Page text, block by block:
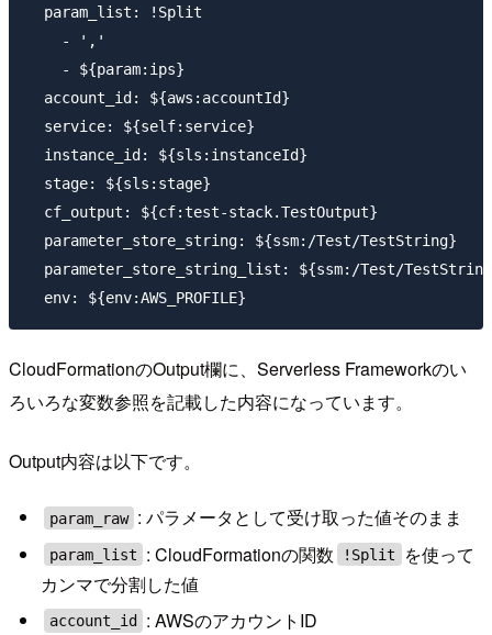
  param_list: !Split
    - ','
    - ${param:ips}
  account_id: ${aws:accountId}
  service: ${self:service}
  instance_id: ${sls:instanceId}
  stage: ${sls:stage}
  cf_output: ${cf:test-stack.TestOutput}
  parameter_store_string: ${ssm:/Test/TestString}
parameter_store_string_list: ${ssm:/Test/
CloudFormationのOutput欄に、Serverless Frameworkのい
ろいろな変数参照を記載した内容になっています。
Output内容は以下です。
param_raw : パラメータとして受け取った値そのまま
param_list : CloudFormationの関数 !Split
を使って
カンマで分割した値
account_id : AWSのアカウントID